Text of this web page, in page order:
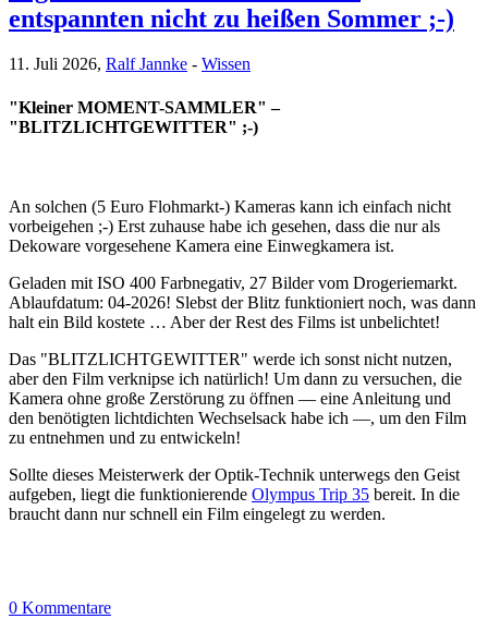
entspannten nicht zu heißen Sommer ;-)
11. Juli 2026, Ralf Jannke - Wissen
"Kleiner MOMENT-SAMMLER" –
"BLITZLICHTGEWITTER" ;-)
An solchen (5 Euro Flohmarkt-) Kameras kann ich einfach nicht
vorbeigehen ;-) Erst zuhause habe ich gesehen, dass die nur als
Dekoware vorgesehene Kamera eine Einwegkamera ist.
Geladen mit ISO 400 Farbnegativ, 27 Bilder vom Drogeriemarkt.
Ablaufdatum: 04-2026! Slebst der Blitz funktioniert noch, was dann
halt ein Bild kostete … Aber der Rest des Films ist unbelichtet!
Das "BLITZLICHTGEWITTER" werde ich sonst nicht nutzen,
aber den Film verknipse ich natürlich! Um dann zu versuchen, die
Kamera ohne große Zerstörung zu öffnen — eine Anleitung und
den benötigten lichtdichten Wechselsack habe ich —, um den Film
zu entnehmen und zu entwickeln!
Sollte dieses Meisterwerk der Optik-Technik unterwegs den Geist
aufgeben, liegt die funktionierende Olympus Trip 35 bereit. In die
braucht dann nur schnell ein Film eingelegt zu werden.
0 Kommentare